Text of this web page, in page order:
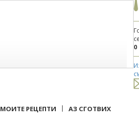
0
МОИТЕ РЕЦЕПТИ | АЗ СГОТВИХ